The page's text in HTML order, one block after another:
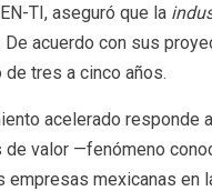
TI, aseguró que la
acuerdo con sus
tres a cinco años.
acelerado responde
valor —fenómeno
mexicanas en